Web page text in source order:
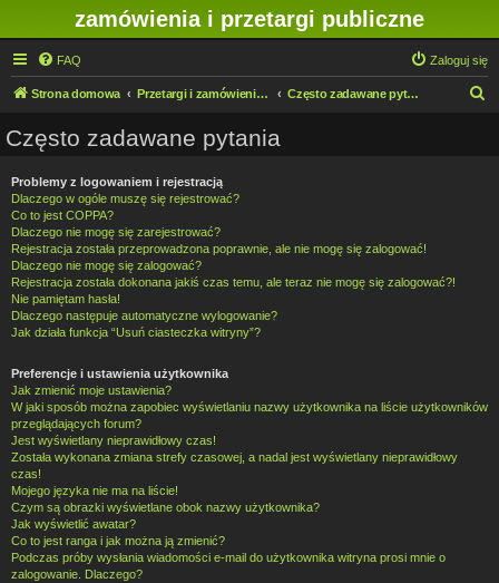
zamówienia i przetargi publiczne
FAQ Zaloguj się
Strona domowa Przetargi i zamówienia publiczne w IMN O/Legnica Często zadawane pytania
Często zadawane pytania
Problemy z logowaniem i rejestracją
Dlaczego w ogóle muszę się rejestrować?
Co to jest COPPA?
Dlaczego nie mogę się zarejestrować?
Rejestracja została przeprowadzona poprawnie, ale nie mogę się zalogować!
Dlaczego nie mogę się zalogować?
Rejestracja została dokonana jakiś czas temu, ale teraz nie mogę się zalogować?!
Nie pamiętam hasła!
Dlaczego następuje automatyczne wylogowanie?
Jak działa funkcja “Usuń ciasteczka witryny”?
Preferencje i ustawienia użytkownika
Jak zmienić moje ustawienia?
W jaki sposób można zapobiec wyświetlaniu nazwy użytkownika na liście użytkowników
przeglądających forum?
Jest wyświetlany nieprawidłowy czas!
Została wykonana zmiana strefy czasowej, a nadal jest wyświetlany nieprawidłowy
czas!
Mojego języka nie ma na liście!
Czym są obrazki wyświetlane obok nazwy użytkownika?
Jak wyświetlić awatar?
Co to jest ranga i jak można ją zmienić?
Podczas próby wysłania wiadomości e-mail do użytkownika witryna prosi mnie o
zalogowanie. Dlaczego?